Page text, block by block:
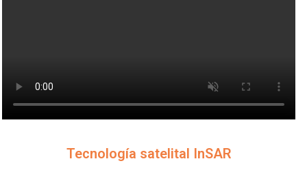
V
Tecnología satelital InSAR